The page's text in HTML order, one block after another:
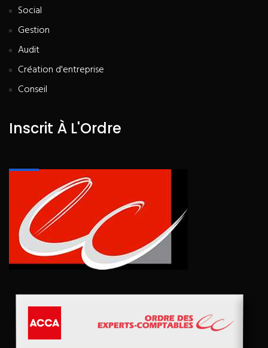
Social
Gestion
Audit
Création d'entreprise
Conseil
Inscrit À L'Ordre